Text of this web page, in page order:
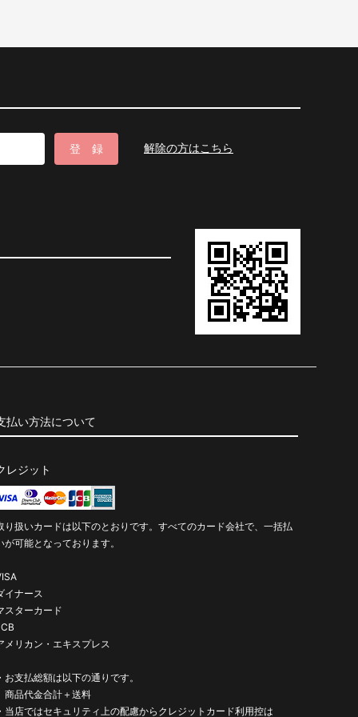
解除の方はこちら
払い方法について
レジット
り扱いカードは以下のとおりです。すべてのカード会社で、一括払
が可能となっております。
イナース
スターカード
メリカン・エキスプレス
・お支払総額は以下の通りです。
商品代金合計＋送料
・当店ではセキュリティ上の配慮からクレジットカード利用控は